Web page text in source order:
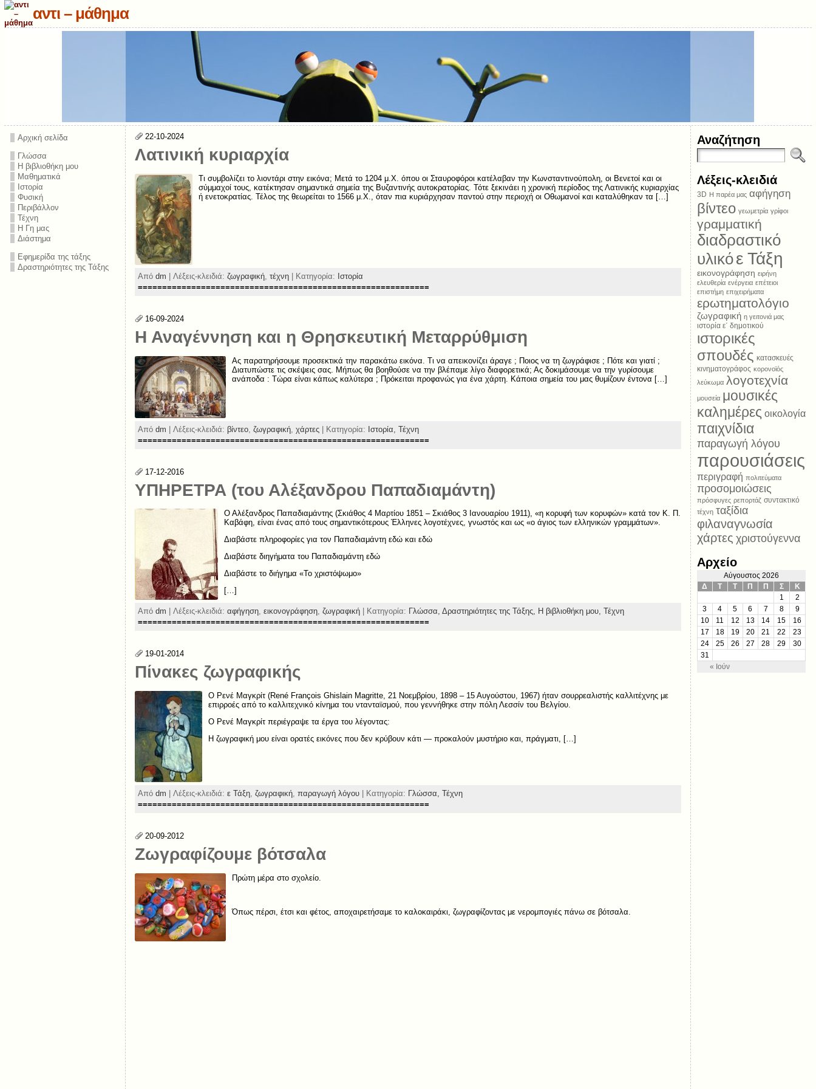
αντι – μάθημα
Αρχική σελίδα
Γλώσσα
Η βιβλιοθήκη μου
Μαθηματικά
Ιστορία
Φυσική
Περιβάλλον
Τέχνη
Η Γη μας
Διάστημα
Εφημερίδα της τάξης
Δραστηριότητες της Τάξης
22-10-2024
Λατινική κυριαρχία
Tι συμβολίζει το λιοντάρι στην εικόνα; Μετά το 1204 μ.Χ. όπου οι Σταυροφόροι κατέλαβαν την Κωνσταντινούπολη, οι Βενετοί και οι
σύμμαχοί τους, κατέκτησαν σημαντικά σημεία της Βυζαντινής αυτοκρατορίας. Τότε ξεκινάει η χρονική περίοδος της Λατινικής κυριαρχίας
ή ενετοκρατίας. Τέλος της θεωρείται το 1566 μ.Χ., όταν πια κυριάρχησαν παντού στην περιοχή οι Οθωμανοί και καταλύθηκαν τα […]
Από dm | Λέξεις-κλειδιά: ζωγραφική, τέχνη| Κατηγορία: Ιστορία
============================================================
16-09-2024
Η Αναγέννηση και η Θρησκευτική Μεταρρύθμιση
Ας παρατηρήσουμε προσεκτικά την παρακάτω εικόνα. Τι να απεικονίζει άραγε ; Ποιος να τη ζωγράφισε ; Πότε και γιατί ;
Διατυπώστε τις σκέψεις σας. Μήπως θα βοηθούσε να την βλέπαμε λίγο διαφορετικά; Ας δοκιμάσουμε να την γυρίσουμε
ανάποδα : Τώρα είναι κάπως καλύτερα ; Πρόκειται προφανώς για ένα χάρτη. Κάποια σημεία του μας θυμίζουν έντονα […]
Από dm | Λέξεις-κλειδιά: βίντεο, ζωγραφική, χάρτες| Κατηγορία: Ιστορία, Τέχνη
============================================================
17-12-2016
ΥΠΗΡΕΤΡΑ (του Αλέξανδρου Παπαδιαμάντη)
Ο Αλέξανδρος Παπαδιαμάντης (Σκιάθος 4 Μαρτίου 1851 – Σκιάθος 3 Ιανουαρίου 1911), «η κορυφή των κορυφών» κατά τον Κ. Π.
Καβάφη, είναι ένας από τους σημαντικότερους Έλληνες λογοτέχνες, γνωστός και ως «ο άγιος των ελληνικών γραμμάτων».
Διαβάστε πληροφορίες για τον Παπαδιαμάντη εδώ και εδώ
Διαβάστε διηγήματα του Παπαδιαμάντη εδώ
Διαβάστε το διήγημα «Το χριστόψωμο»
[…]
Από dm | Λέξεις-κλειδιά: αφήγηση, εικονογράφηση, ζωγραφική| Κατηγορία: Γλώσσα, Δραστηριότητες της Τάξης, Η βιβλιοθήκη μου, Τέχνη
============================================================
19-01-2014
Πίνακες ζωγραφικής
Ο Ρενέ Μαγκρίτ (René François Ghislain Magritte, 21 Νοεμβρίου, 1898 – 15 Αυγούστου, 1967) ήταν σουρρεαλιστής καλλιτέχνης με
επιρροές από το καλλιτεχνικό κίνημα του ντανταϊσμού, που γεννήθηκε στην πόλη Λεσσίν του Βελγίου.
Ο Ρενέ Μαγκρίτ περιέγραψε τα έργα του λέγοντας:
Η ζωγραφική μου είναι ορατές εικόνες που δεν κρύβουν κάτι — προκαλούν μυστήριο και, πράγματι, […]
Από dm | Λέξεις-κλειδιά: ε Τάξη, ζωγραφική, παραγωγή λόγου| Κατηγορία: Γλώσσα, Τέχνη
============================================================
20-09-2012
Ζωγραφίζουμε βότσαλα
Πρώτη μέρα στο σχολείο.
Όπως πέρσι, έτσι και φέτος, αποχαιρετήσαμε το καλοκαιράκι, ζωγραφίζοντας με νερομπογιές πάνω σε βότσαλα.
Αναζήτηση
Λέξεις-κλειδιά
3D Η παρέα μας αφήγηση
βίντεο γεωμετρία γρίφοι
γραμματική
διαδραστικό
υλικόε Τάξη
εικονογράφηση ειρήνη
ελευθερία ενέργεια επέτειοι
επιστήμη επιχειρήματα
ερωτηματολόγιο
ζωγραφική η γειτονιά μας
ιστορία ε΄ δημοτικού
ιστορικές
σπουδές κατασκευές
κινηματογράφος κορονοϊός
λεύκωμα λογοτεχνία
μουσεία μουσικές
καλημέρες οικολογία
παιχνίδια
παραγωγή λόγου
παρουσιάσεις
περιγραφή πολιτεύματα
προσομοιώσεις
πρόσφυγες ρεπορτάζ συντακτικό
τέχνη ταξίδια
φιλαναγνωσία
χάρτες χριστούγεννα
Αρχείο
Αύγουστος 2026
Δ
Τ Τ Π Π Σ Κ
« Ιούν
1
2
3
4 5 6 7 8
9
10
11 12 13 14 15
16
17
18 19 20 21 22
23
24
25 26 27 28 29
30
31